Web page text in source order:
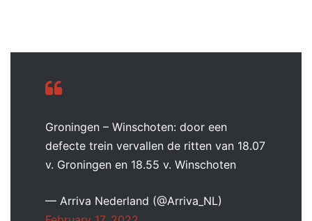
Groningen – Winschoten: door een
defecte trein vervallen de ritten van 18.07
v. Groningen en 18.55 v. Winschoten
— Arriva Nederland (@Arriva_NL)